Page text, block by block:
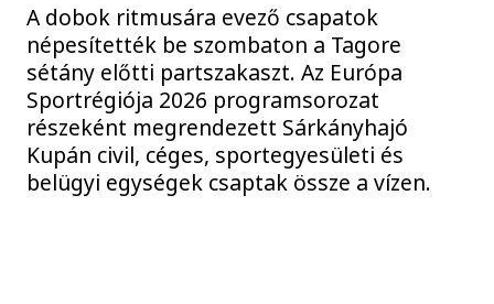
A dobok ritmusára evező csapatok
népesítették be szombaton a Tagore
sétány előtti partszakaszt. Az Európa
Sportrégiója 2026 programsorozat
részeként megrendezett Sárkányhajó
Kupán civil, céges, sportegyesületi és
belügyi egységek csaptak össze a vízen.